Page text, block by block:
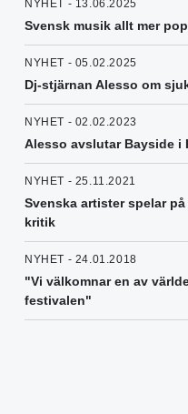
NYHET - 13.06.2025
Svensk musik allt mer
NYHET - 05.02.2025
Dj-stjärnan Alesso om
NYHET - 02.02.2023
Alesso avslutar Bayside i
NYHET - 25.11.2021
Svenska artister spelar
kritik
NYHET - 24.01.2018
"Vi välkomnar en av
festivalen"